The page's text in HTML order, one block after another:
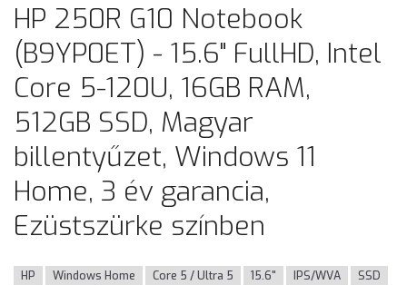
HP 250R G10 Notebook
(B9YP0ET) - 15.6" FullHD, Intel
Core 5-120U, 16GB RAM,
512GB SSD, Magyar
billentyűzet, Windows 11
Home, 3 év garancia,
Ezüstszürke színben
HP Windows Home Core 5 / Ultra 5 15.6" IPS/WVA
SSD